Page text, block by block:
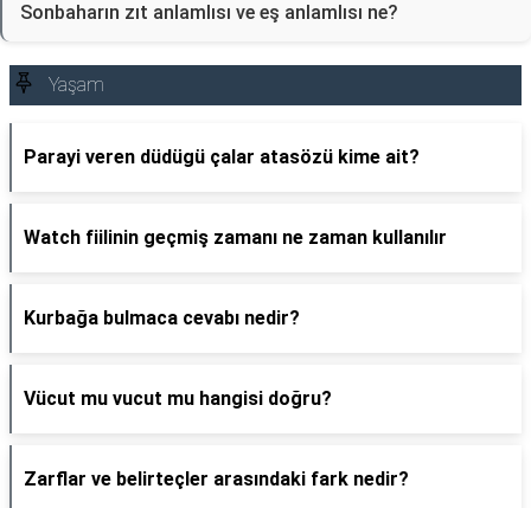
Sonbaharın zıt anlamlısı ve eş anlamlısı ne?
Yaşam
Parayi veren düdügü çalar atasözü kime ait?
Watch fiilinin geçmiş zamanı ne zaman kullanılır
Kurbağa bulmaca cevabı nedir?
Vücut mu vucut mu hangisi doğru?
Zarflar ve belirteçler arasındaki fark nedir?